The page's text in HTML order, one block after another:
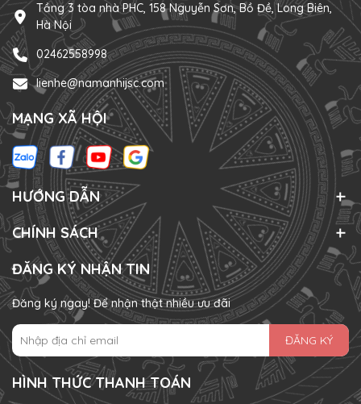
Tầng 3 tòa nhà PHC, 158 Nguyễn Sơn, Bồ Đề, Long Biên,
Hà Nội
02462558998
lienhe@namanhijsc.com
MẠNG XÃ HỘI
HƯỚNG DẪN
CHÍNH SÁCH
ĐĂNG KÝ NHẬN TIN
Đăng ký ngay! Để nhận thật nhiều ưu đãi
ĐĂNG KÝ
HÌNH THỨC THANH TOÁN